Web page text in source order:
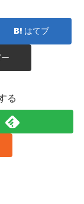
はてブ
る